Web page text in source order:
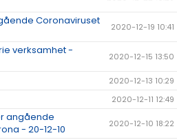
Coronaviruset
2020-12-19 10:41
verksamhet -
2020-12-15 13:50
2020-12-13 10:29
2020-12-11 12:49
angående
- 20-12-10
2020-12-10 18:22